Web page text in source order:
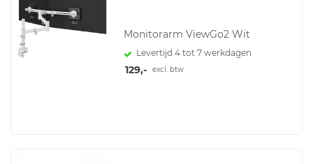
Monitorarm ViewGo2 Wit
Levertijd 4 tot 7 werkdagen
129,- excl. btw